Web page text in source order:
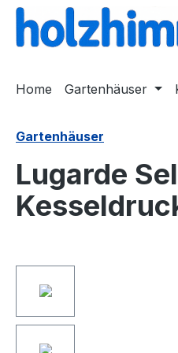
Zur
Home Gartenhäuser
Gartenhäuser
Lugarde